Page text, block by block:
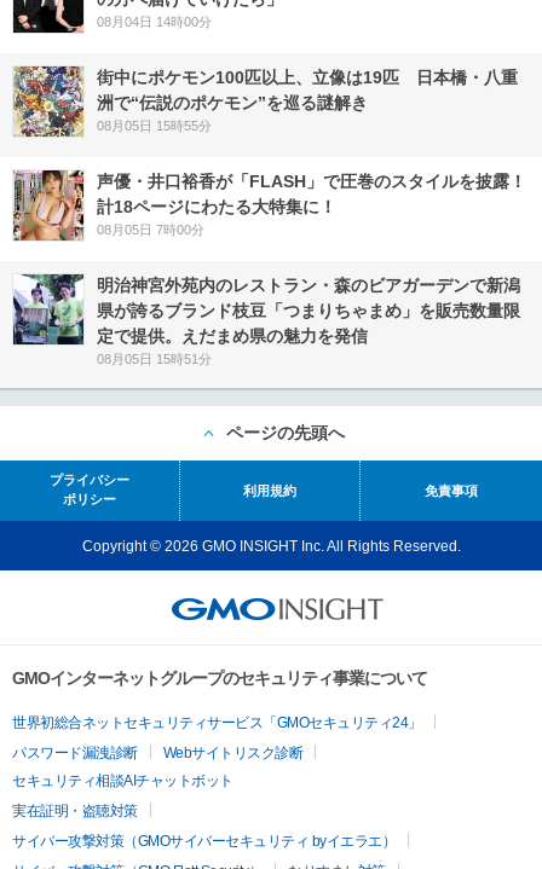
08月04日 14時00分
街中にポケモン100匹以上、立像は19匹 日本橋・八重
洲で“伝説のポケモン”を巡る謎解き
08月05日 15時55分
声優・井口裕香が「FLASH」で圧巻のスタイルを披露！
計18ページにわたる大特集に！
08月05日 7時00分
明治神宮外苑内のレストラン・森のビアガーデンで新潟
県が誇るブランド枝豆「つまりちゃまめ」を販売数量限
定で提供。えだまめ県の魅力を発信
08月05日 15時51分
ページの先頭へ
プライバシー
ポリシー
利用規約 免責事項
Copyright © 2026 GMO INSIGHT Inc. All Rights Reserved.
GMOインターネットグループのセキュリティ事業について
世界初総合ネットセキュリティサービス「GMOセキュリティ24」
パスワード漏洩診断
Webサイトリスク診断
セキュリティ相談AIチャットボット
実在証明・盗聴対策
サイバー攻撃対策（GMOサイバーセキュリティ byイエラエ）